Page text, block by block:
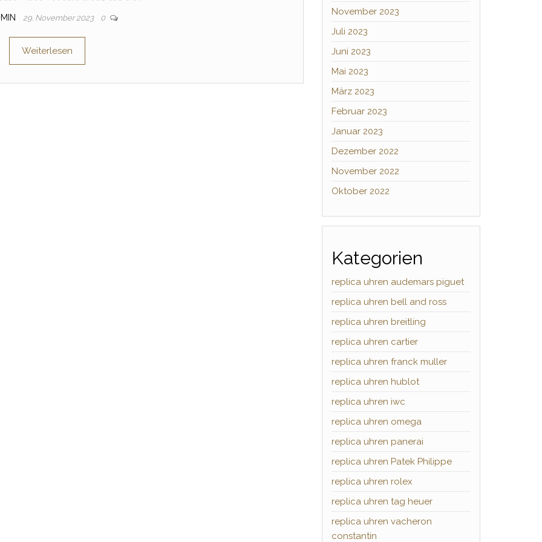
29. November 2023 0
Weiterlesen
November 2023
Juli 2023
Juni 2023
Mai 2023
März 2023
Februar 2023
Januar 2023
Dezember 2022
November 2022
Oktober 2022
Kategorien
replica uhren audemars piguet
replica uhren bell and ross
replica uhren breitling
replica uhren cartier
replica uhren franck muller
replica uhren hublot
replica uhren iwc
replica uhren omega
replica uhren panerai
replica uhren Patek Philippe
replica uhren rolex
replica uhren tag heuer
replica uhren vacheron
constantin